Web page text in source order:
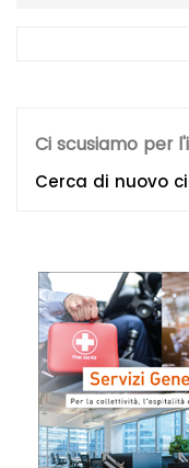
Ci scusiamo per
Cerca di nuovo